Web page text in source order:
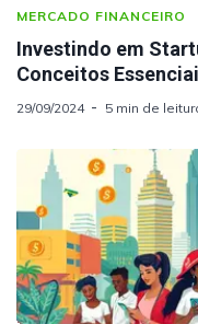
MERCADO FINANCEIRO
Investindo em
Conceitos
29/09/2024 5 min de